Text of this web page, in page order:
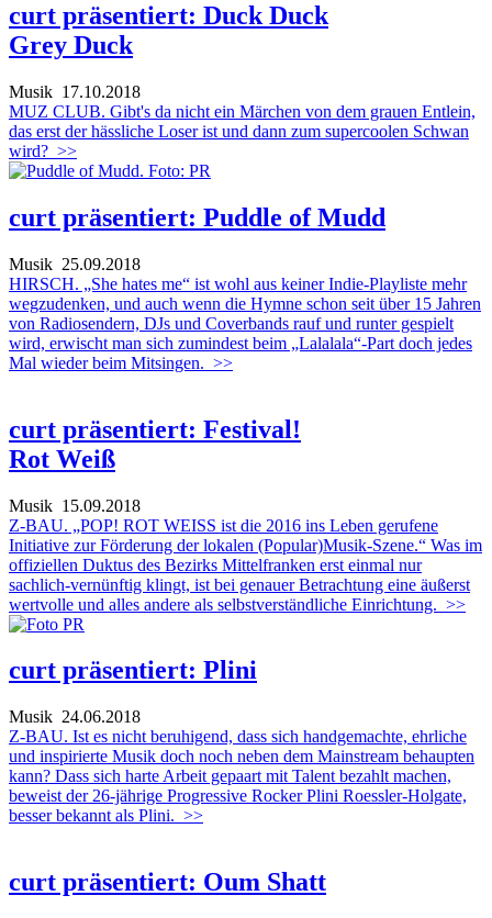
curt präsentiert: Duck Duck
Grey Duck
Musik 17.10.2018
MUZ CLUB. Gibt's da nicht ein Märchen von dem grauen Entlein,
das erst der hässliche Loser ist und dann zum supercoolen Schwan
wird? >>
curt präsentiert: Puddle of Mudd
Musik 25.09.2018
HIRSCH. „She hates me“ ist wohl aus keiner Indie-Playliste mehr
wegzudenken, und auch wenn die Hymne schon seit über 15 Jahren
von Radiosendern, DJs und Coverbands rauf und runter gespielt
wird, erwischt man sich zumindest beim „Lalalala“-Part doch jedes
Mal wieder beim Mitsingen. >>
curt präsentiert: Festival!
Rot Weiß
Musik 15.09.2018
Z-BAU. „POP! ROT WEISS ist die 2016 ins Leben gerufene
Initiative zur Förderung der lokalen (Popular)Musik-Szene.“ Was im
offiziellen Duktus des Bezirks Mittelfranken erst einmal nur
sachlich-vernünftig klingt, ist bei genauer Betrachtung eine äußerst
wertvolle und alles andere als selbstverständliche Einrichtung. >>
curt präsentiert: Plini
Musik 24.06.2018
Z-BAU. Ist es nicht beruhigend, dass sich handgemachte, ehrliche
und inspirierte Musik doch noch neben dem Mainstream behaupten
kann? Dass sich harte Arbeit gepaart mit Talent bezahlt machen,
beweist der 26-jährige Progressive Rocker Plini Roessler-Holgate,
besser bekannt als Plini. >>
curt präsentiert: Oum Shatt